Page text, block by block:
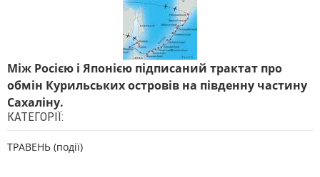
Між Росією і Японією підписаний трактат про
обмін Курильських островів на південну частину
Сахаліну.
КАТЕГОРІЇ:
ТРАВЕНЬ (події)